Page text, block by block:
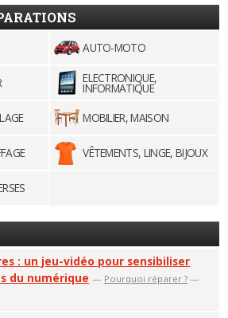
AUTO-MOTO
ELECTRONIQUE,
INFORMATIQUE
MOBILIER, MAISON
VÊTEMENTS, LINGE, BIJOUX
: un jeu-vidéo pour sensibiliser
du numérique — Pourquoi réparer ? —